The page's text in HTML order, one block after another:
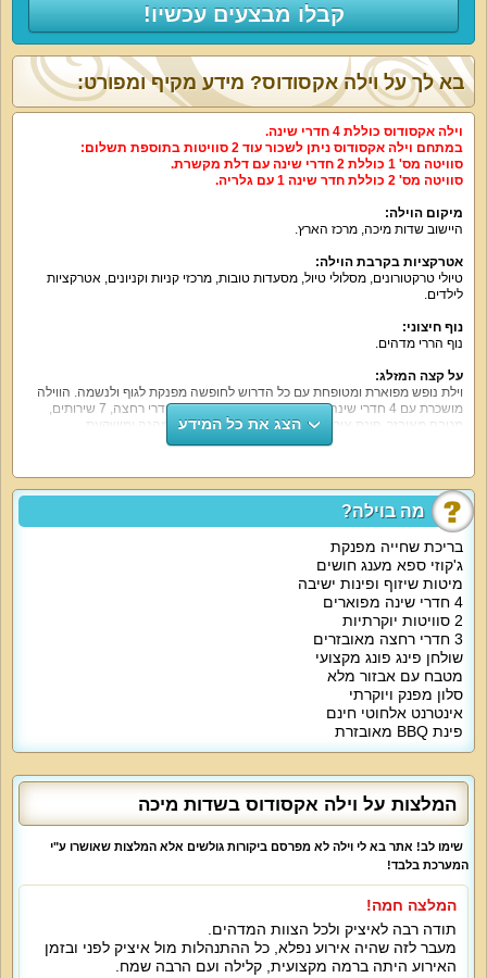
קבלו מבצעים עכשיו!
מה בוילה?
בריכת שחייה מפנקת
ג'קוזי ספא מענג חושים
מיטות שיזוף ופינות ישיבה
4 חדרי שינה מפוארים
2 סוויטות יוקרתיות
3 חדרי רחצה מאובזרים
שולחן פינג פונג מקצועי
מטבח עם אבזור מלא
סלון מפנק ויוקרתי
אינטרנט אלחוטי חינם
פינת BBQ מאובזרת
בא לך על וילה אקסודוס? מידע מקיף ומפורט:
וילה אקסודוס כוללת 4 חדרי שינה.
במתחם וילה אקסודוס ניתן לשכור עוד 2 סוויטות בתוספת תשלום:
סוויטה מס' 1 כוללת 2 חדרי שינה עם דלת מקשרת.
סוויטה מס' 2 כוללת חדר שינה 1 עם גלריה.
מיקום הוילה:
היישוב שדות מיכה, מרכז הארץ.
אטרקציות בקרבת הוילה:
טיולי טרקטורונים, מסלולי טיול, מסעדות טובות, מרכזי קניות וקניונים, אטרקציות
לילדים.
נוף חיצוני:
נוף הררי מדהים.
על קצה המזלג:
וילת נופש מפוארת ומטופחת עם כל הדרוש לחופשה מפנקת לגוף ולנשמה. הווילה
מושכרת עם 4 חדרי שינה זוגיים, 2 סוויטות מפוארות, 3 חדרי רחצה, 7 שירותים,
מטבח מאובזר, פינת אוכל גדולה, סלון מפנק, חצר נופש מהנה ומושקעת.
לינה בחדרי שינה מפנקים ונוחים לאירוח זוגי עם מיטה זוגית, מזרון אורתופדי, שידות,
ארון לבגדים, מיזוג אוויר, מסך טלוויזיה מול המיטה, חבילת ערוצים. החדרים כולם
מפנקים ונוחים. בסוויטות האווירה רומנטית.
אוהבים לבשל? וילה אקסודוס כוללת מטבח עם מקרר גדול, כיריים גז, תנור אפייה,
בסלון תמצאו פינת ישיבה נוחה, מסך גדול, מבחר ערוצים.
אטרקציות מיוחדות בוילה:
אורחי הווילה נהנים בבלעדיות מחצר נופש עם בריכה מהנה, ג'קוזי ספא, מיטות
שיזוף, פינות ישיבה, שולחן פינג פונג, עמדת מנגל עם מטבחון, נוף הררי קסום.
האירוח כולל גישה חופשית לאינטרנט, חנייה פרטית, אופציה להזמין ארוחות מוכנות
וטיפולי ספא בתיאום מראש ועלות נוספת.
מיוחד לילדים:
הורים לילדים מוזמנים לתאם מראש תוספת של פתרונות לינה לילדים קטנים
ותינוקות.
מיוחד לדתיים:
למי זה מתאים?
גיבוש וכיף, אירועים עסקיים, סדנאות, השקות, הרצאות, מסיבות רווקים ורווקות.
הצג את כל המידע
המלצות על וילה אקסודוס בשדות מיכה
שימו לב! אתר בא לי וילה לא מפרסם ביקורות גולשים אלא המלצות שאושרו ע"י
המערכת בלבד!
המלצה חמה!
תודה רבה לאיציק ולכל הצוות המדהים.
מעבר לזה שהיה אירוע נפלא, כל ההתנהלות מול איציק לפני ובזמן
האירוע היתה ברמה מקצועית, קלילה ועם הרבה שמח.